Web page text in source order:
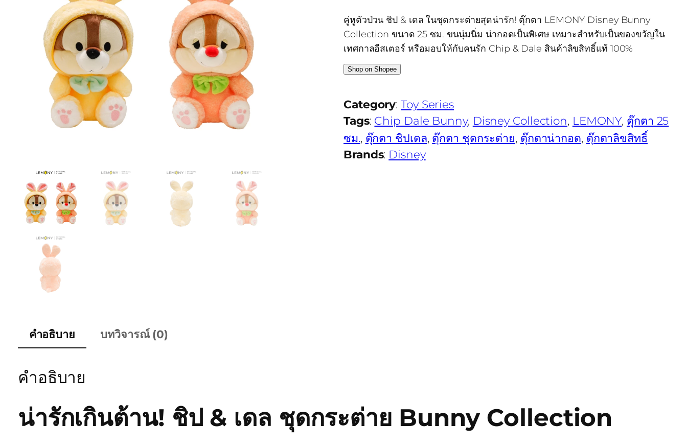
คู่หูตัวป่วน ชิป & เดล ในชุดกระต่ายสุดน่ารัก! ตุ๊กตา LEMONY Disney Bunny
Collection ขนาด 25 ซม. ขนนุ่มนิ่ม น่ากอดเป็นพิเศษ เหมาะสำหรับเป็นของขวัญใน
เทศกาลอีสเตอร์ หรือมอบให้กับคนรัก Chip & Dale สินค้าลิขสิทธิ์แท้ 100%
Shop on Shopee
Category:Toy Series
Tags: Chip Dale Bunny, Disney Collection, LEMONY, ตุ๊กตา 25
ซม., ตุ๊กตา ชิปเดล, ตุ๊กตา ชุดกระต่าย, ตุ๊กตาน่ากอด, ตุ๊กตาลิขสิทธิ์
Brands: Disney
คำอธิบาย บทวิจารณ์ (0)
คำอธิบาย
น่ารักเกินต้าน! ชิป & เดล ชุดกระต่าย Bunny Collection